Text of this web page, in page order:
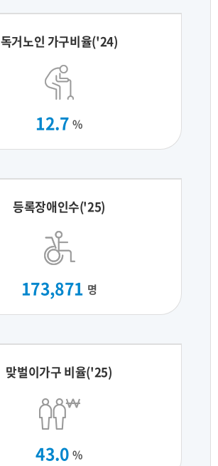
독거노인 가구비율('24)
12.7 %
등록장애인수('25)
173,871 명
맞벌이가구 비율('25)
43.0 %